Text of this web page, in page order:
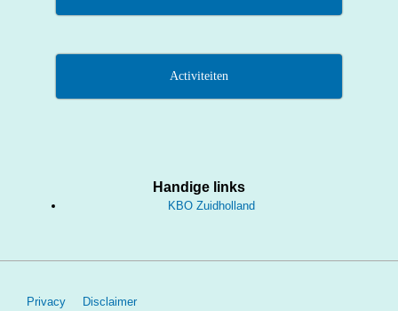
Activiteiten
Handige links
KBO Zuidholland
Privacy Disclaimer